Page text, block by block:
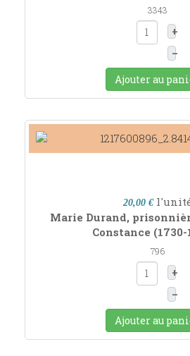
3343
+
–
Ajouter au
20,00 €
Marie Durand,
Constance (1730-
796
+
–
Ajouter au